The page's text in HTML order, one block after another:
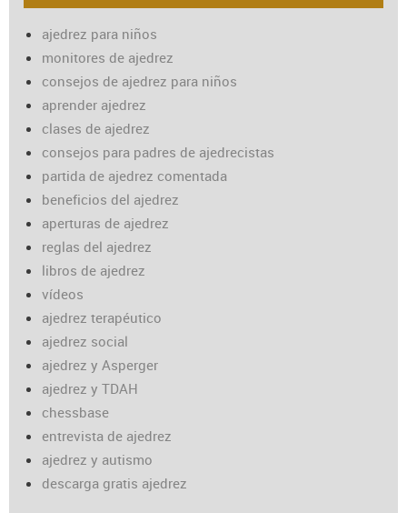
ajedrez para niños
monitores de ajedrez
consejos de ajedrez para niños
aprender ajedrez
clases de ajedrez
consejos para padres de ajedrecistas
partida de ajedrez comentada
beneficios del ajedrez
aperturas de ajedrez
reglas del ajedrez
libros de ajedrez
vídeos
ajedrez terapéutico
ajedrez social
ajedrez y Asperger
ajedrez y TDAH
chessbase
entrevista de ajedrez
ajedrez y autismo
descarga gratis ajedrez